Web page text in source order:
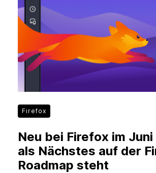
Firefox
Neu bei Firefox im
als Nächstes auf der
Roadmap steht